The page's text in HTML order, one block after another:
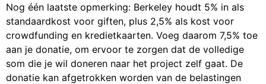
Nog één laatste opmerking: Berkeley houdt 5% in als
standaardkost voor giften, plus 2,5% als kost voor
crowdfunding en kredietkaarten. Voeg daarom 7,5% toe
aan je donatie, om ervoor te zorgen dat de volledige
som die je wil doneren naar het project zelf gaat. De
donatie kan afgetrokken worden van de belastingen